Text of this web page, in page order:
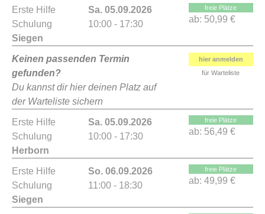
Erste Hilfe
Schulung
Siegen
Sa. 05.09.2026
10:00 - 17:30
freie Plätze
ab: 50,99 €
Keinen passenden Termin
gefunden?
Du kannst dir hier deinen Platz auf
der Warteliste sichern
hier anmelden
für Warteliste
Erste Hilfe
Schulung
Herborn
Sa. 05.09.2026
10:00 - 17:30
freie Plätze
ab: 56,49 €
Erste Hilfe
Schulung
Siegen
So. 06.09.2026
11:00 - 18:30
freie Plätze
ab: 49,99 €